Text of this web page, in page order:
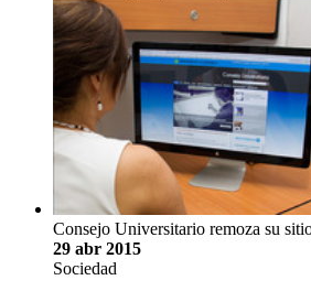
Consejo Universitario remoza su
29 abr 2015
Sociedad